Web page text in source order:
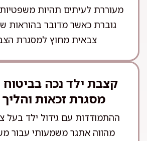
מעוררת לעיתים תהיות
גוברת כאשר מדובר בהוראות
צבאית מחוץ למסגרת
קצבת ילד נכה בביטוח
מסגרת זכאות
ההתמודדות עם גידול ילד בעל
מהווה אתגר משמעותי עבור